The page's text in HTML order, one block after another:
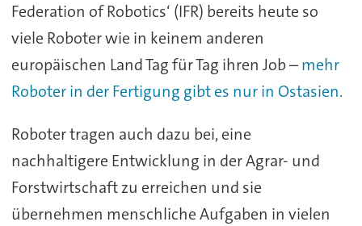
Federation of Robotics‘ (IFR) bereits heute so
viele Roboter wie in keinem anderen
europäischen Land Tag für Tag ihren Job –mehr
Roboter in der Fertigung gibt es nur in Ostasien.
Roboter tragen auch dazu bei, eine
nachhaltigere Entwicklung in der Agrar- und
Forstwirtschaft zu erreichen und sie
übernehmen menschliche Aufgaben in vielen